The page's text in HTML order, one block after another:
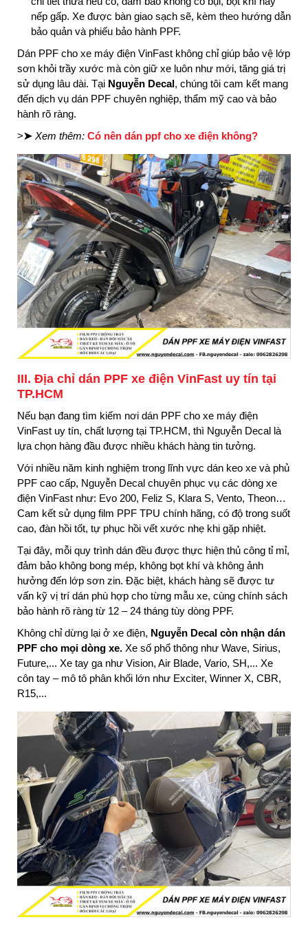
nếp gấp. Xe được bàn giao sạch sẽ, kèm theo hướng dẫn
bảo quản và phiếu bảo hành PPF.
Dán PPF cho xe máy điện VinFast không chỉ giúp bảo vệ lớp
sơn khỏi trầy xước mà còn giữ xe luôn như mới, tăng giá trị
sử dụng lâu dài. Tại Nguyễn Decal, chúng tôi cam kết mang
đến dịch vụ dán PPF chuyên nghiệp, thẩm mỹ cao và bảo
hành rõ ràng.
>➤ Xem thêm: Có nên dán ppf cho xe điện không?
III. Địa chỉ dán PPF xe điện VinFast uy tín tại
TP.HCM
Nếu bạn đang tìm kiếm nơi dán PPF cho xe máy điện
VinFast uy tín, chất lượng tại TP.HCM, thì Nguyễn Decal là
lựa chọn hàng đầu được nhiều khách hàng tin tưởng.
Với nhiều năm kinh nghiệm trong lĩnh vực dán keo xe và phủ
PPF cao cấp, Nguyễn Decal chuyên phục vụ các dòng xe
điện VinFast như: Evo 200, Feliz S, Klara S, Vento, Theon…
Cam kết sử dụng film PPF TPU chính hãng, có độ trong suốt
cao, đàn hồi tốt, tự phục hồi vết xước nhẹ khi gặp nhiệt.
Tại đây, mỗi quy trình dán đều được thực hiện thủ công tỉ mỉ,
đảm bảo không bong mép, không bọt khí và không ảnh
hưởng đến lớp sơn zin. Đặc biệt, khách hàng sẽ được tư
vấn kỹ vị trí dán phù hợp cho từng mẫu xe, cùng chính sách
bảo hành rõ ràng từ 12 – 24 tháng tùy dòng PPF.
Không chỉ dừng lại ở xe điện, Nguyễn Decal còn nhận dán
PPF cho mọi dòng xe. Xe số phổ thông như Wave, Sirius,
Future,... Xe tay ga như Vision, Air Blade, Vario, SH,... Xe
côn tay – mô tô phân khối lớn như Exciter, Winner X, CBR,
R15,...